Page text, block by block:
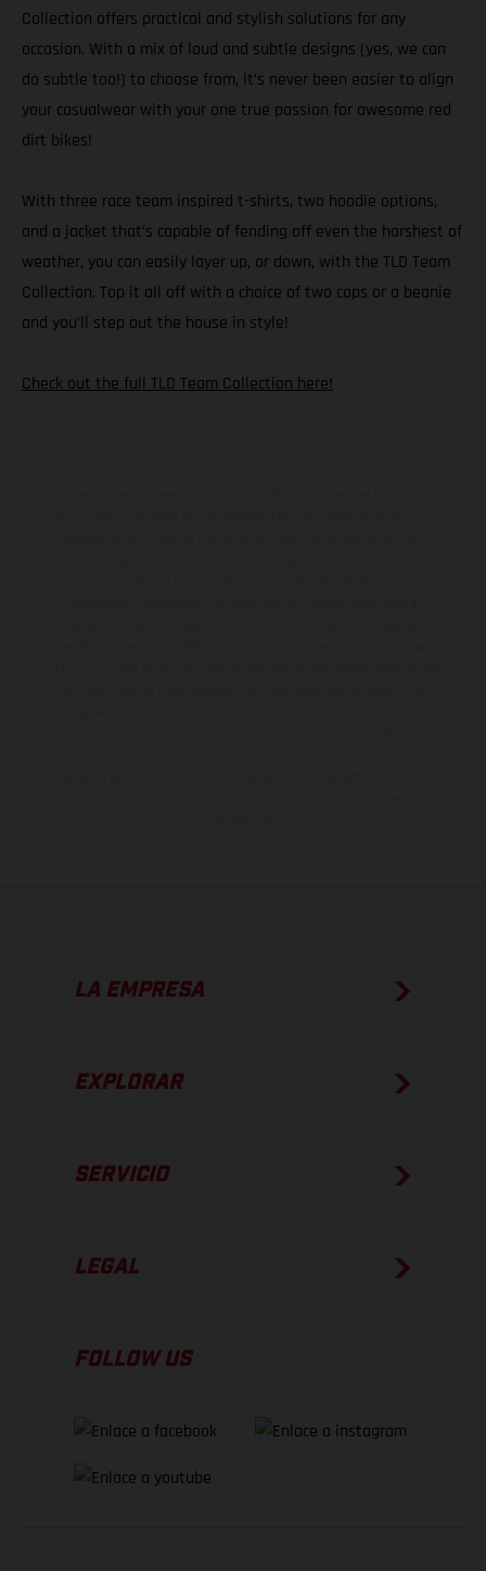
Collection offers practical and stylish solutions for any
occasion. With a mix of loud and subtle designs (yes, we can
do subtle too!) to choose from, it’s never been easier to align
your casualwear with your one true passion for awesome red
dirt bikes!
With three race team inspired t-shirts, two hoodie options,
and a jacket that’s capable of fending off even the harshest of
weather, you can easily layer up, or down, with the TLD Team
Collection. Top it all off with a choice of two caps or a beanie
and you’ll step out the house in style!
Check out the full TLD Team Collection here!
LA EMPRESA
EXPLORAR
SERVICIO
LEGAL
FOLLOW US